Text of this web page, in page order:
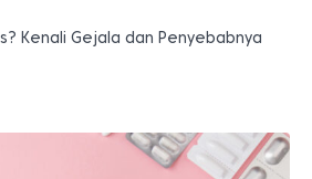
Kenali Gejala dan Penyebabnya